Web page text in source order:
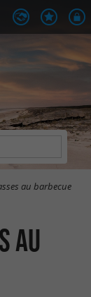
au barbecue
au